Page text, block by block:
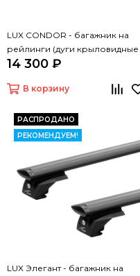
LUX CONDOR - багажник на
рейлинги (дуги крыловидные
черные 110 см)
14 300 ₽
В корзину
РАСПРОДАНО
РЕКОМЕНДУЕМ!
LUX Элегант - багажник на